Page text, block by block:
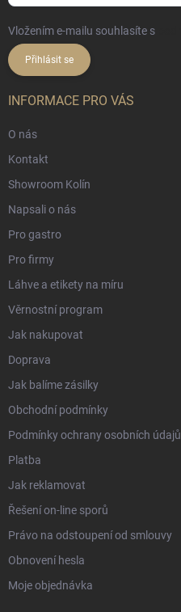
Vložením e-mailu souhlasíte s
Přihlásit se
INFORMACE PRO VÁS
O nás
Kontakt
Showroom Kolín
Napsali o nás
Pro gastro
Pro firmy
Láhve a etikety na míru
Věrnostní program
Jak nakupovat
Doprava
Jak balíme zásilky
Obchodní podmínky
Podmínky ochrany osobních údajů
Platba
Jak reklamovat
Řešení on-line sporů
Právo na odstoupení od smlouvy
Obnovení hesla
Moje objednávka